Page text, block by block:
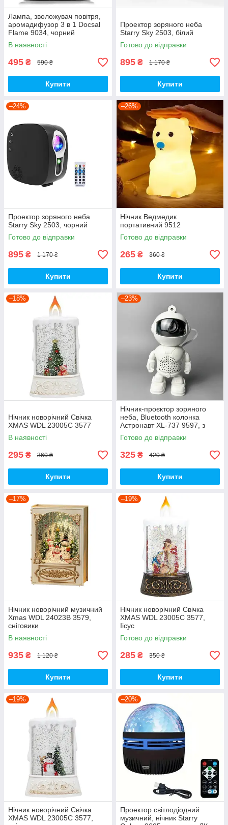
Лампа, зволожувач повітря,
аромадифузор 3 в 1 Docsal
Flame 9034, чорний
В наявності
495 ₴ 590 ₴
Купити
Проектор зоряного неба
Starry Sky 2503, білий
Готово до відправки
895 ₴ 1 170 ₴
Купити
–24%
Проектор зоряного неба
Starry Sky 2503, чорний
Готово до відправки
895 ₴ 1 170 ₴
Купити
–26%
Нічник Ведмедик
портативний 9512
Готово до відправки
265 ₴ 360 ₴
Купити
–18%
Нічник новорічний Свічка
XMAS WDL 23005C 3577
В наявності
295 ₴ 360 ₴
Купити
–23%
Нічник-проєктор зоряного
неба, Bluetooth колонка
Астронавт XL-737 9597, з
пультом
Готово до відправки
325 ₴ 420 ₴
Купити
–17%
Нічник новорічний музичний
Xmas WDL 24023B 3579,
сніговики
В наявності
935 ₴ 1 120 ₴
Купити
–19%
Нічник новорічний Свічка
XMAS WDL 23005C 3577,
Іісус
Готово до відправки
285 ₴ 350 ₴
Купити
–19%
Нічник новорічний Свічка
XMAS WDL 23005C 3577,
–20%
Проектор світлодіодний
музичний, нічник Starry